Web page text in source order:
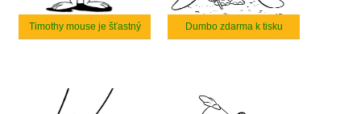
Timothy mouse je šťastný Dumbo zdarma k tisku